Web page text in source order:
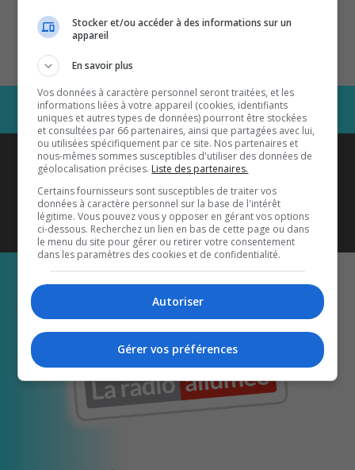
Coyote New Countryest diffusé
également sur1033 HD2
Écoutez-nous aussi sur…
Stocker et/ou accéder à des informations sur un
appareil
En savoir plus
Vos données à caractère personnel seront traitées, et les
informations liées à votre appareil (cookies, identifiants
uniques et autres types de données) pourront être stockées
et consultées par 66 partenaires, ainsi que partagées avec lui,
ou utilisées spécifiquement par ce site. Nos partenaires et
nous-mêmes sommes susceptibles d'utiliser des données de
géolocalisation précises. Liste des partenaires.
Certains fournisseurs sont susceptibles de traiter vos
données à caractère personnel sur la base de l'intérêt
légitime. Vous pouvez vous y opposer en gérant vos options
ci-dessous. Recherchez un lien en bas de cette page ou dans
le menu du site pour gérer ou retirer votre consentement
dans les paramètres des cookies et de confidentialité.
Autoriser
Gérer vos préférences